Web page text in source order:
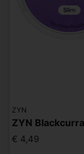
ZYN
€ 4,49